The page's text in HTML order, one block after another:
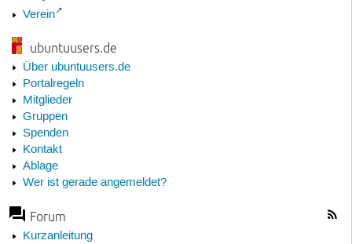
Verein
ubuntuusers.de
Über ubuntuusers.de
Portalregeln
Mitglieder
Gruppen
Spenden
Kontakt
Ablage
Wer ist gerade angemeldet?
Forum
Kurzanleitung